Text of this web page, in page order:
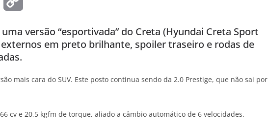
t
t
r
p
L
n
versão “esportivada” do Creta (Hyundai Creta Sport
em preto brilhante, spoiler traseiro e rodas de
mais cara do SUV. Este posto continua sendo da 2.0 Prestige, que não sai por
cv e 20,5 kgfm de torque, aliado a câmbio automático de 6 velocidades.